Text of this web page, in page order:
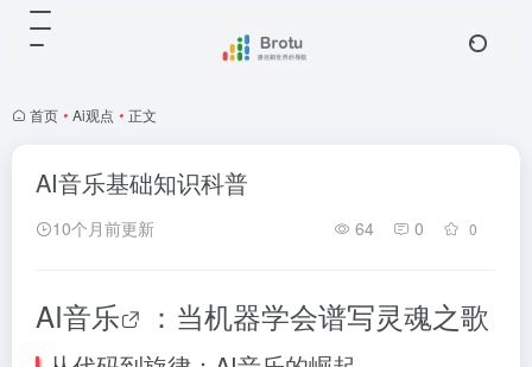
首页 • Ai观点 • 正文
AI音乐基础知识科普
10个月前更新 64 0 0
AI音乐 ：当机器学会谱写灵魂之歌